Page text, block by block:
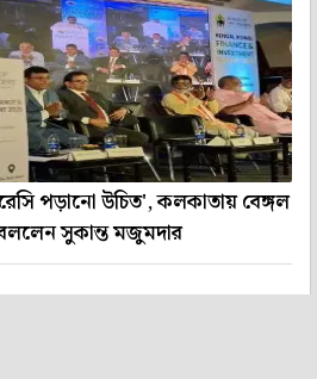
পড়ানো উচিত', কলকাতায় বেঙ্গল
সুকান্ত মজুমদার